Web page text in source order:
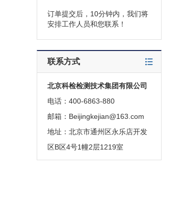
订单提交后，10分钟内，我们将
安排工作人员和您联系！
联系方式
北京科检检测技术集团有限公司
电话：400-6863-880
邮箱：Beijingkejian@163.com
地址：北京市通州区永乐店开发
区B区4号1幢2层1219室